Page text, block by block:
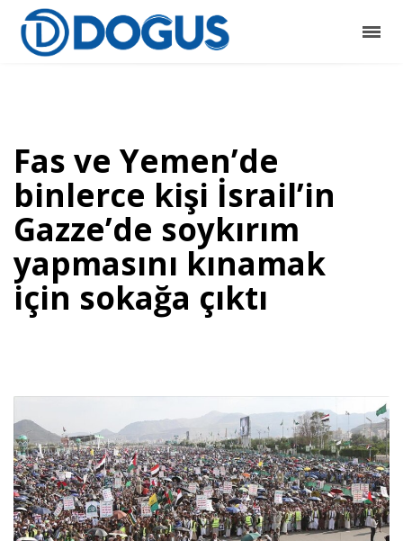
Fas ve Yemen’de
binlerce kişi İsrail’in
Gazze’de soykırım
yapmasını kınamak
için sokağa çıktı